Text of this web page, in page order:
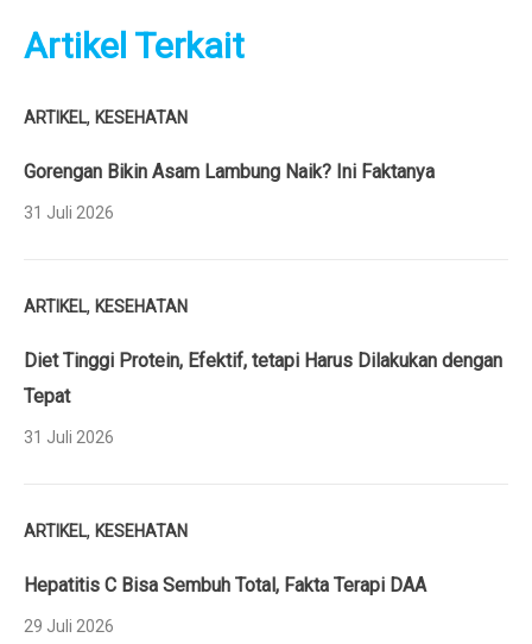
Artikel Terkait
ARTIKEL, KESEHATAN
Gorengan Bikin Asam Lambung Naik? Ini Faktanya
31 Juli 2026
ARTIKEL, KESEHATAN
Diet Tinggi Protein, Efektif, tetapi Harus Dilakukan dengan
Tepat
31 Juli 2026
ARTIKEL, KESEHATAN
Hepatitis C Bisa Sembuh Total, Fakta Terapi DAA
29 Juli 2026